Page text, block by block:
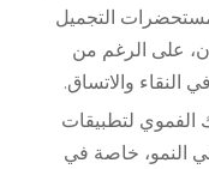
التجميل
على الرغم من
والاتساق.
الفموي لتطبيقات
النمو، خاصة في